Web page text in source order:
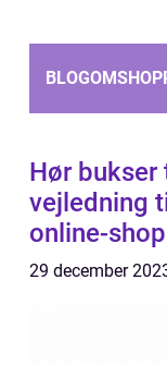
Hør bukser
vejledning
online-
29 december